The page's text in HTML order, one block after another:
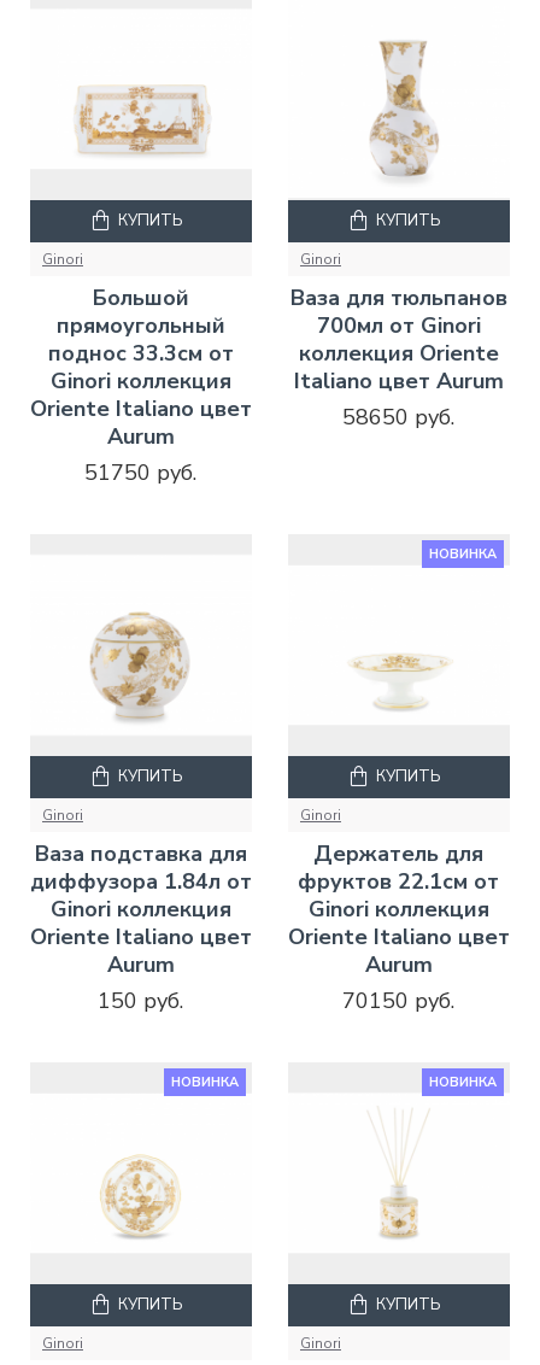
Ginori
Большой
прямоугольный
поднос 33.3см от
Ginori коллекция
Oriente Italiano цвет
Aurum
51750 руб.
КУПИТЬ
Ginori
Ваза для тюльпанов
700мл от Ginori
коллекция Oriente
Italiano цвет Aurum
58650 руб.
КУПИТЬ
Ginori
Ваза подставка для
диффузора 1.84л от
Ginori коллекция
Oriente Italiano цвет
Aurum
150 руб.
КУПИТЬ
НОВИНКА
Ginori
Держатель для
фруктов 22.1см от
Ginori коллекция
Oriente Italiano цвет
Aurum
70150 руб.
КУПИТЬ
НОВИНКА
Ginori
КУПИТЬ
НОВИНКА
Ginori
КУПИТЬ